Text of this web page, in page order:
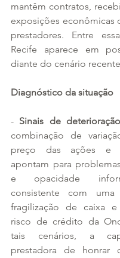
mantêm contratos,
exposições econômicas
prestadores. Entre
Recife aparece em
diante do cenário
Diagnóstico da situação
- Sinais de
combinação de
preço das ações e
apontam para
e opacidade
consistente com
fragilização de caixa
risco de crédito da
tais cenários, a
prestadora de honrar